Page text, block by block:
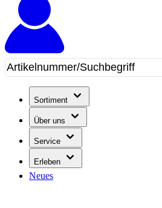
Sortiment
Über uns
Service
Erleben
Neues